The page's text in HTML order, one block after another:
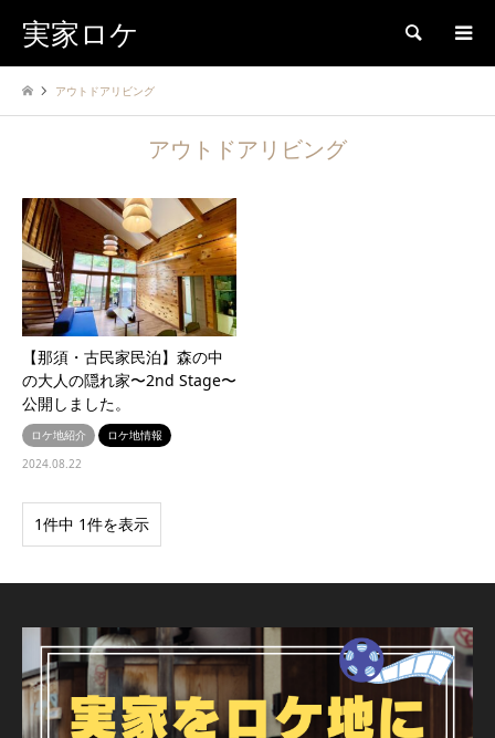
実家ロケ 検索
アウトドアリビング
アウトドアリビング
【那須・古民家民泊】森の中
の大人の隠れ家〜2nd Stage〜
公開しました。
ロケ地紹介
ロケ地情報
2024.08.22
1件中 1件を表示